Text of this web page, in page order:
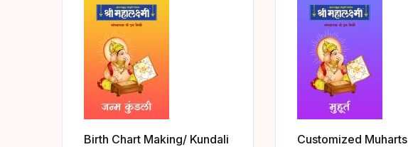
Birth Chart Making/ Kundali Customized Muharts